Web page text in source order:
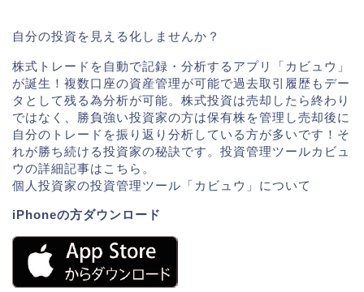
自分の投資を見える化しませんか？
株式トレードを自動で記録・分析するアプリ「カビュウ」
が誕生！複数口座の資産管理が可能で過去取引履歴もデー
タとして残る為分析が可能。株式投資は売却したら終わり
ではなく、勝負強い投資家の方は保有株を管理し売却後に
自分のトレードを振り返り分析している方が多いです！そ
れが勝ち続ける投資家の秘訣です。投資管理ツールカビュ
ウの詳細記事はこちら。
個人投資家の投資管理ツール「カビュウ」について
iPhoneの方ダウンロード